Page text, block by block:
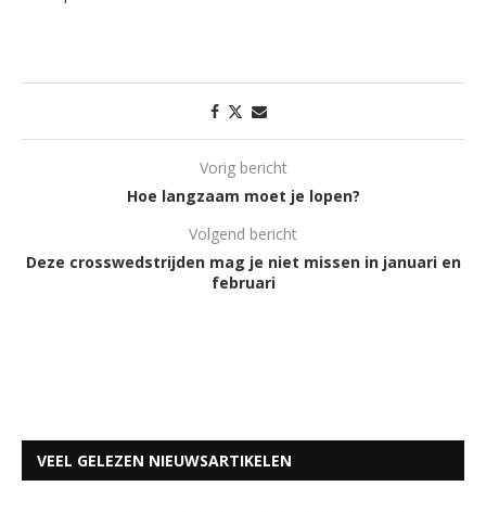
Vorig bericht
Hoe langzaam moet je lopen?
Volgend bericht
Deze crosswedstrijden mag je niet missen in januari en
februari
VEEL GELEZEN NIEUWSARTIKELEN